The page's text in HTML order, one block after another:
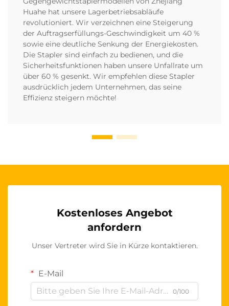
Huahe hat unsere Lagerbetriebsabläufe
revolutioniert. Wir verzeichnen eine Steigerung
der Auftragserfüllungs-Geschwindigkeit um 40 %
sowie eine deutliche Senkung der Energiekosten.
Die Stapler sind einfach zu bedienen, und die
Sicherheitsfunktionen haben unsere Unfallrate um
über 60 % gesenkt. Wir empfehlen diese Stapler
ausdrücklich jedem Unternehmen, das seine
Effizienz steigern möchte!
Kostenloses Angebot
anfordern
Unser Vertreter wird Sie in Kürze kontaktieren.
E-Mail
0/100